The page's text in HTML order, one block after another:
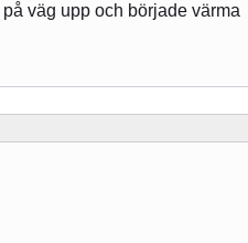
väg upp och började värma